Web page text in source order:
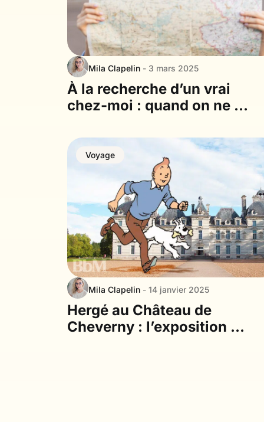
Mila Clapelin - 3 mars 2025
À la recherche d’un vrai
chez-moi : quand on ne se
Voyage
Mila Clapelin - 14 janvier 2025
Hergé au Château de
Cheverny : l’exposition qui